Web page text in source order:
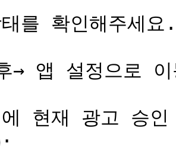
를 확인해주세요.
→ 앱 설정으로 이
현재 광고 승